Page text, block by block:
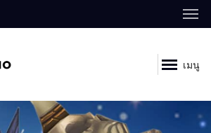
เมนู